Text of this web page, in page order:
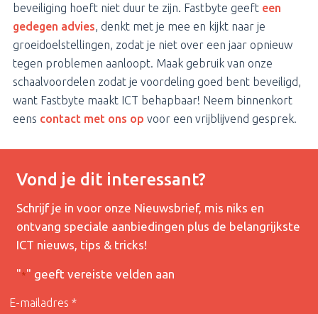
beveiliging hoeft niet duur te zijn. Fastbyte geeft een
gedegen advies, denkt met je mee en kijkt naar je
groeidoelstellingen, zodat je niet over een jaar opnieuw
tegen problemen aanloopt. Maak gebruik van onze
schaalvoordelen zodat je voordeling goed bent beveiligd,
want Fastbyte maakt ICT behapbaar! Neem binnenkort
eens contact met ons op voor een vrijblijvend gesprek.
Vond je dit interessant?
Schrijf je in voor onze Nieuwsbrief, mis niks en
ontvang speciale aanbiedingen plus de belangrijkste
ICT nieuws, tips & tricks!
"*" geeft vereiste velden aan
E-mailadres *